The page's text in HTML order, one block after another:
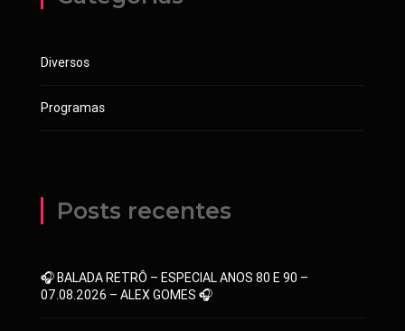
Diversos
Programas
Posts recentes
🎧 BALADA RETRÔ – ESPECIAL ANOS 80 E 90 –
07.08.2026 – ALEX GOMES 🎧